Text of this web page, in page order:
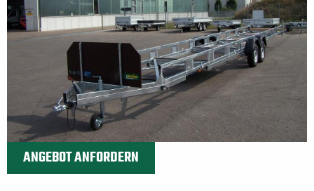
ANGEBOT ANFORDERN